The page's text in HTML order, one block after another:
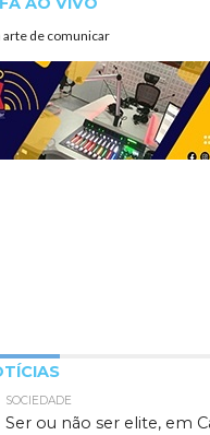
arte de comunicar
SOCIEDADE
Ser ou não ser elite, em